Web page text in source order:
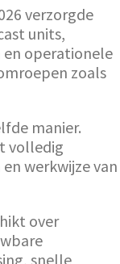
verzorgde
units,
operationele
zoals
manier.
volledig
werkwijze van
over
snelle